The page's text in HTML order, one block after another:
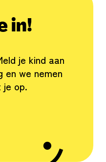
in!
je kind aan
en we nemen
op.